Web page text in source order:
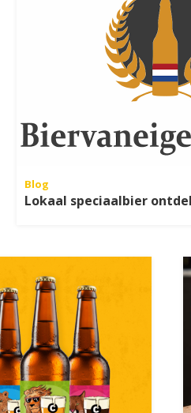
Blog
Lokaal speciaalbier